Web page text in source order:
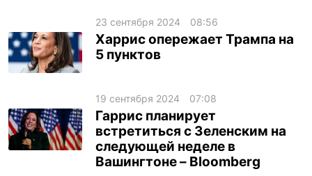
23 сентября 2024 08:56
Харрис опережает Трампа на
5 пунктов
19 сентября 2024 07:08
Гаррис планирует
встретиться с Зеленским на
следующей неделе в
Вашингтоне – Bloomberg